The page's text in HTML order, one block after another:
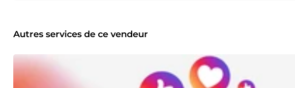
contribué à augmenter les performances publicitaires de plus d’une dizaine de
Autres services de ce vendeur